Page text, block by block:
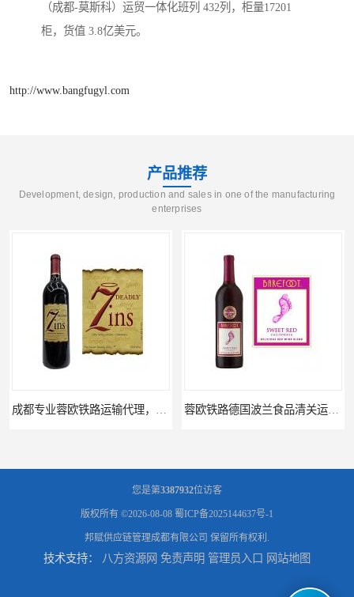
（成都-莫斯科）运贸一体化班列 432列，柜量17201
柜，货值 3.8亿美元。
http://www.bangfugyl.com
产品推荐
Development, design, production and sales in one of the manufacturing
enterprises
您是第3387932位访客
版权所有 ©2026-08-08 蜀ICP备2025144637号-1
邦赋供应链管理成都有限公司 保留所有权利.
技术支持： 八方资源网 免责声明 管理员入口 网站地图